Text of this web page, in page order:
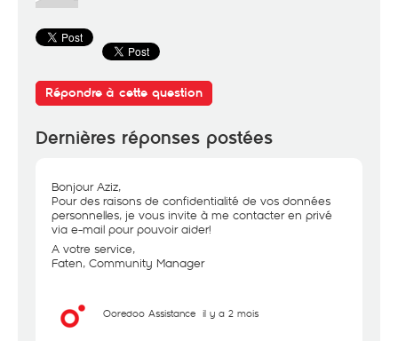
Répondre à cette question
Dernières réponses postées
Bonjour Aziz,
Pour des raisons de confidentialité de vos données
personnelles, je vous invite à me contacter en privé
via e-mail pour pouvoir aider!
A votre service,
Faten, Community Manager
Ooredoo Assistance il y a 2 mois